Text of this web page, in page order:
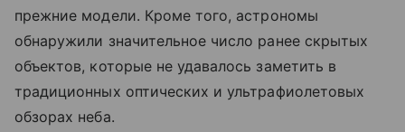
прежние модели. Кроме того, астрономы
обнаружили значительное число ранее скрытых
объектов, которые не удавалось заметить в
традиционных оптических и ультрафиолетовых
обзорах неба.